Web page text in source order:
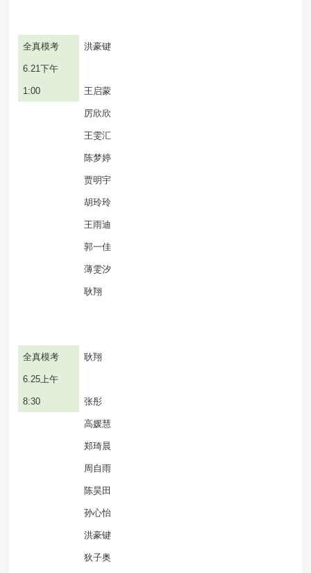
全真模考 洪豪键
6.21下午
1:00 王启蒙
厉欣欣
王雯汇
陈梦婷
贾明宇
胡玲玲
王雨迪
郭一佳
薄雯汐
耿翔
全真模考 耿翔
6.25 上午
8:30 张彤
高媛慧
郑琦晨
周自雨
陈昊田
孙心怡
洪豪键
狄子奥